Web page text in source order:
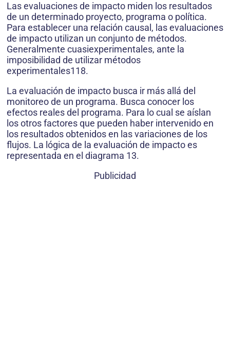
Las evaluaciones de impacto miden los resultados
de un determinado proyecto, programa o política.
Para establecer una relación causal, las evaluaciones
de impacto utilizan un conjunto de métodos.
Generalmente cuasiexperimentales, ante la
imposibilidad de utilizar métodos
experimentales118.
La evaluación de impacto busca ir más allá del
monitoreo de un programa. Busca conocer los
efectos reales del programa. Para lo cual se aíslan
los otros factores que pueden haber intervenido en
los resultados obtenidos en las variaciones de los
flujos. La lógica de la evaluación de impacto es
representada en el diagrama 13.
Publicidad